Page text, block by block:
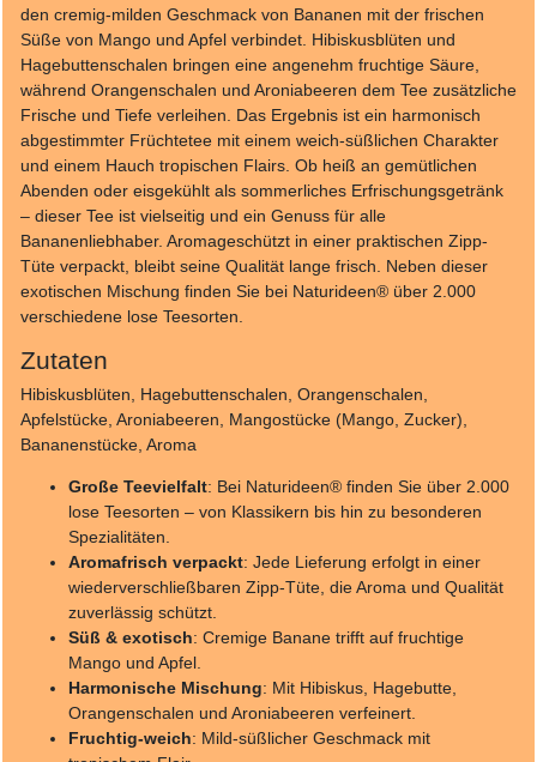
den cremig-milden Geschmack von Bananen mit der frischen
Süße von Mango und Apfel verbindet. Hibiskusblüten und
Hagebuttenschalen bringen eine angenehm fruchtige Säure,
während Orangenschalen und Aroniabeeren dem Tee zusätzliche
Frische und Tiefe verleihen. Das Ergebnis ist ein harmonisch
abgestimmter Früchtetee mit einem weich-süßlichen Charakter
und einem Hauch tropischen Flairs. Ob heiß an gemütlichen
Abenden oder eisgekühlt als sommerliches Erfrischungsgetränk
– dieser Tee ist vielseitig und ein Genuss für alle
Bananenliebhaber. Aromageschützt in einer praktischen Zipp-
Tüte verpackt, bleibt seine Qualität lange frisch. Neben dieser
exotischen Mischung finden Sie bei Naturideen® über 2.000
verschiedene lose Teesorten.
Zutaten
Hibiskusblüten, Hagebuttenschalen, Orangenschalen,
Apfelstücke, Aroniabeeren, Mangostücke (Mango, Zucker),
Bananenstücke, Aroma
Große Teevielfalt: Bei Naturideen® finden Sie über 2.000
lose Teesorten – von Klassikern bis hin zu besonderen
Spezialitäten.
Aromafrisch verpackt: Jede Lieferung erfolgt in einer
wiederverschließbaren Zipp-Tüte, die Aroma und Qualität
zuverlässig schützt.
Süß & exotisch: Cremige Banane trifft auf fruchtige
Mango und Apfel.
Harmonische Mischung: Mit Hibiskus, Hagebutte,
Orangenschalen und Aroniabeeren verfeinert.
Fruchtig-weich: Mild-süßlicher Geschmack mit